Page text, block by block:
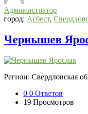
Администратор
город: Асбест,
Чернышев
Регион: Свердловская
0 0 Ответов
19 Просмотров